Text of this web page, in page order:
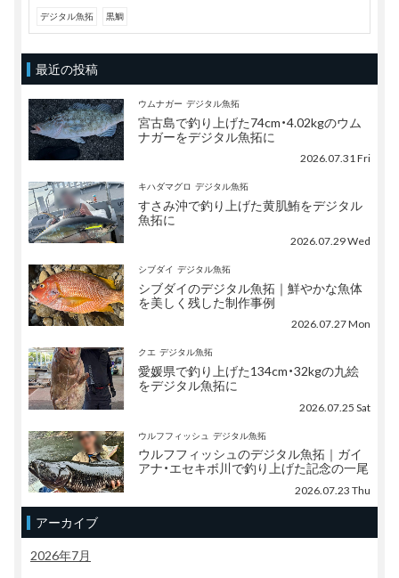
デジタル魚拓 黒鯛
最近の投稿
ウムナガー デジタル魚拓
宮古島で釣り上げた74cm・4.02kgのウム
ナガーをデジタル魚拓に
2026.07.31 Fri
キハダマグロ デジタル魚拓
すさみ沖で釣り上げた黄肌鮪をデジタル
魚拓に
2026.07.29 Wed
シブダイ デジタル魚拓
シブダイのデジタル魚拓｜鮮やかな魚体
を美しく残した制作事例
2026.07.27 Mon
クエ デジタル魚拓
愛媛県で釣り上げた134cm・32kgの九絵
をデジタル魚拓に
2026.07.25 Sat
ウルフフィッシュ デジタル魚拓
ウルフフィッシュのデジタル魚拓｜ガイ
アナ・エセキボ川で釣り上げた記念の一尾
2026.07.23 Thu
アーカイブ
2026年7月